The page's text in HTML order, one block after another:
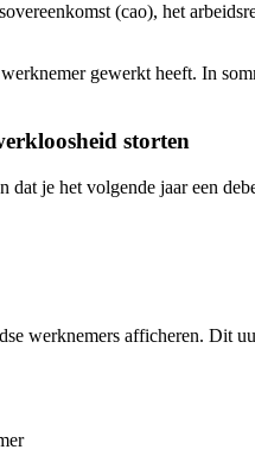
(cao), het
gewerkt heeft. In
storten
je het volgende jaar een
werknemers afficheren.